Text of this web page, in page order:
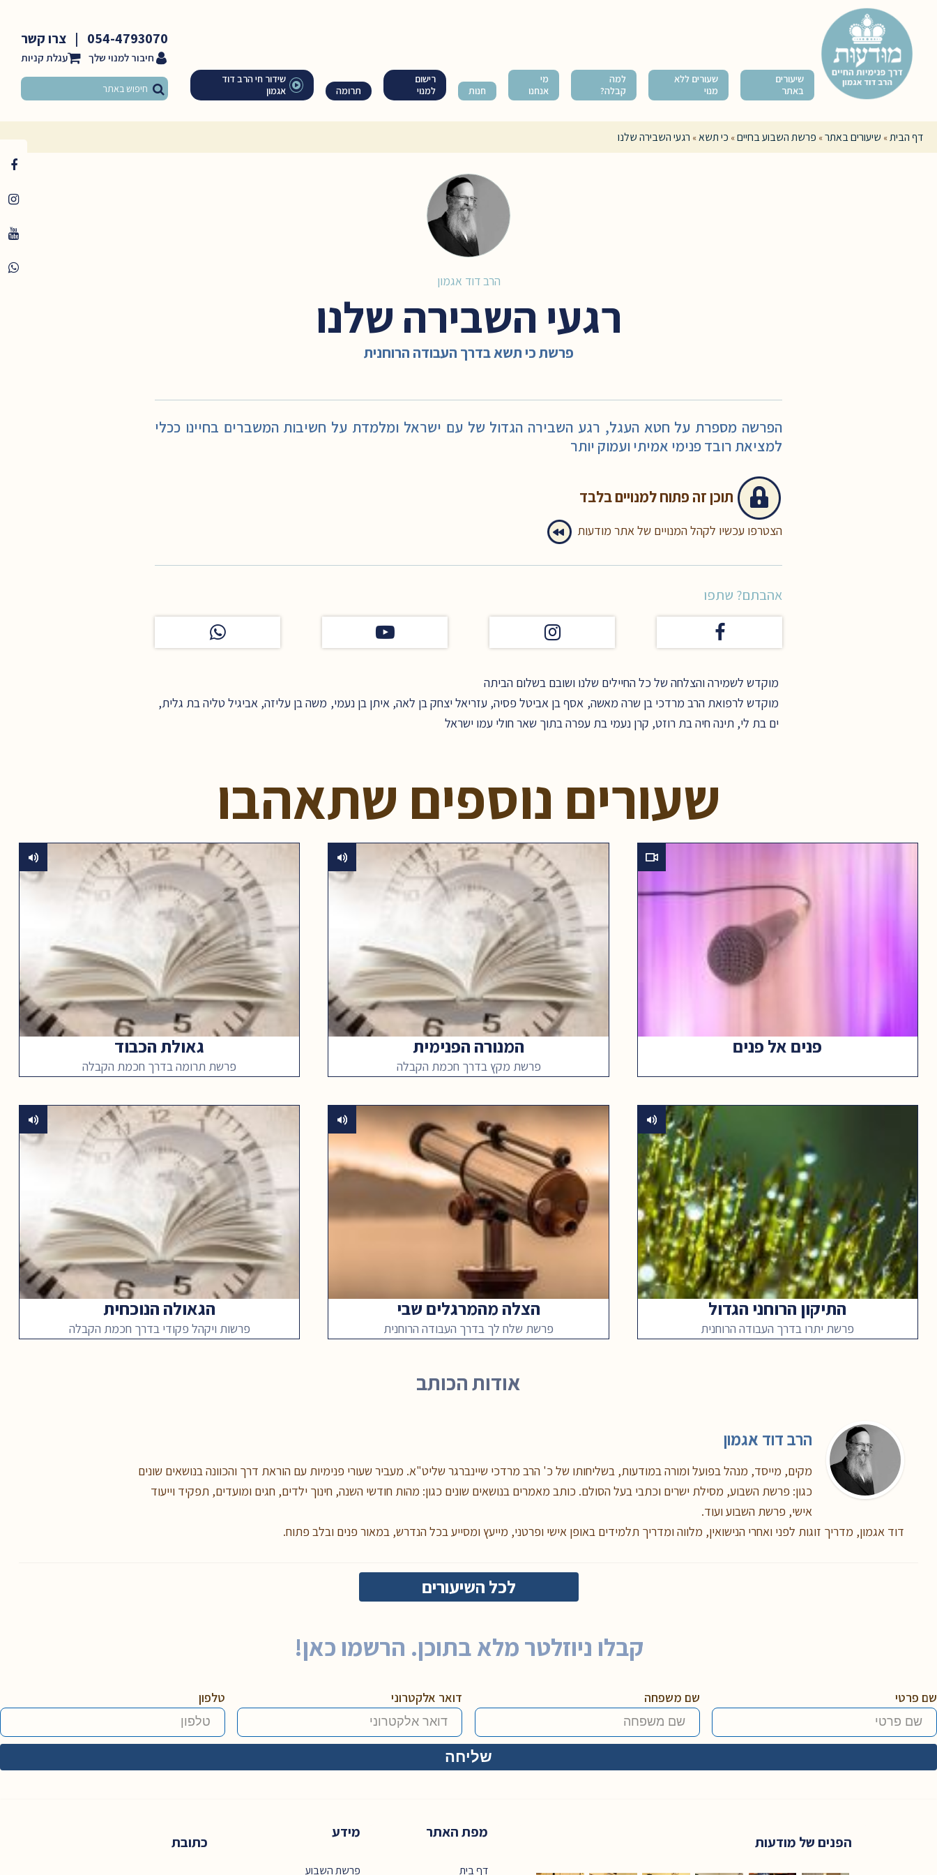
שיעורים
באתר
שעורים ללא
מנוי
למה
קבלה?
מי
אנחנו
חנות
רישום
למנוי
תרומה
שידור חי הרב דוד
אגמון
054-4793070
| צרו קשר
חיבור למנוי שלך
דף הבית» שיעורים באתר» פרשת השבוע בחיים» כי תשא» רגעי השבירה שלנו
הרב דוד אגמון
רגעי השבירה שלנו
פרשת כי תשא בדרך העבודה הרוחנית
הפרשה מספרת על חטא העגל, רגע השבירה הגדול של עם ישראל ומלמדת על חשיבות המשברים בחיינו ככלי
למציאת רובד פנימי אמיתי ועמוק יותר
תוכן זה פתוח למנויים בלבד
הצטרפו עכשיו לקהל המנויים של אתר מודעות
אהבתם? שתפו
מוקדש לשמירה והצלחה של כל החיילים שלנו ושובם בשלום הביתה
מוקדש לרפואת הרב מרדכי בן שרה מאשה, אסף בן אביטל פסיה, עזריאל יצחק בן לאה, איתן בן נעמי, משה בן עליזה, אביגיל טליה בת גלית,
ים בת לי, תינה חיה בת רוזט, קרן נעמי בת עפרה בתוך שאר חולי עמו ישראל
שעורים נוספים שתאהבו
פנים אל פנים המנורה הפנימית
פרשת מקץ בדרך חכמת הקבלה
גאולת הכבוד
פרשת תרומה בדרך חכמת הקבלה
התיקון הרוחני הגדול
פרשת יתרו בדרך העבודה הרוחנית
הצלה מהמרגלים שבי
פרשת שלח לך בדרך העבודה הרוחנית
הגאולה הנוכחית
פרשות ויקהל פקודי בדרך חכמת הקבלה
אודות הכותב
הרב דוד אגמון
מקים, מייסד, מנהל בפועל ומורה במודעות, בשליחותו של כ' הרב מרדכי שיינברגר שליט"א. מעביר שעורי פנימיות עם הוראת דרך והכוונה בנושאים שונים
כגון: פרשת השבוע, מסילת ישרים וכתבי בעל הסולם. כותב מאמרים בנושאים שונים כגון: מהות חודשי השנה, חינוך ילדים, חגים ומועדים, תפקיד וייעוד
אישי, פרשת השבוע ועוד.
דוד אגמון, מדריך זוגות לפני ואחרי הנישואין, מלווה ומדריך תלמידים באופן אישי ופרטני, מייעץ ומסייע בכל הנדרש, במאור פנים ובלב פתוח.
לכל השיעורים
קבלו ניוזלטר מלא בתוכן. הרשמו כאן!
שם פרטי שם משפחה דואר אלקטרוני טלפון
כתובת
מפת האתר
דף בית
מידע
פרשת השבוע
הפנים של מודעות